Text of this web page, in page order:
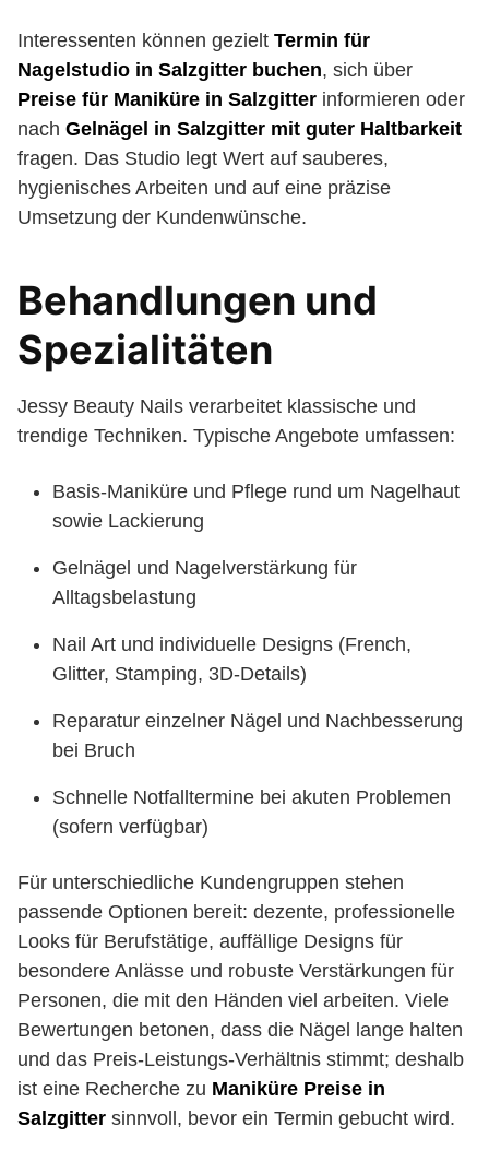
Interessenten können gezielt Termin für
Nagelstudio in Salzgitter buchen, sich über
Preise für Maniküre in Salzgitter informieren oder
nach Gelnägel in Salzgitter mit guter Haltbarkeit
fragen. Das Studio legt Wert auf sauberes,
hygienisches Arbeiten und auf eine präzise
Umsetzung der Kundenwünsche.
Behandlungen und
Spezialitäten
Jessy Beauty Nails verarbeitet klassische und
trendige Techniken. Typische Angebote umfassen:
Basis-Maniküre und Pflege rund um Nagelhaut
sowie Lackierung
Gelnägel und Nagelverstärkung für
Alltagsbelastung
Nail Art und individuelle Designs (French,
Glitter, Stamping, 3D-Details)
Reparatur einzelner Nägel und Nachbesserung
bei Bruch
Schnelle Notfalltermine bei akuten Problemen
(sofern verfügbar)
Für unterschiedliche Kundengruppen stehen
passende Optionen bereit: dezente, professionelle
Looks für Berufstätige, auffällige Designs für
besondere Anlässe und robuste Verstärkungen für
Personen, die mit den Händen viel arbeiten. Viele
Bewertungen betonen, dass die Nägel lange halten
und das Preis-Leistungs-Verhältnis stimmt; deshalb
ist eine Recherche zu Maniküre Preise in
Salzgitter sinnvoll, bevor ein Termin gebucht wird.